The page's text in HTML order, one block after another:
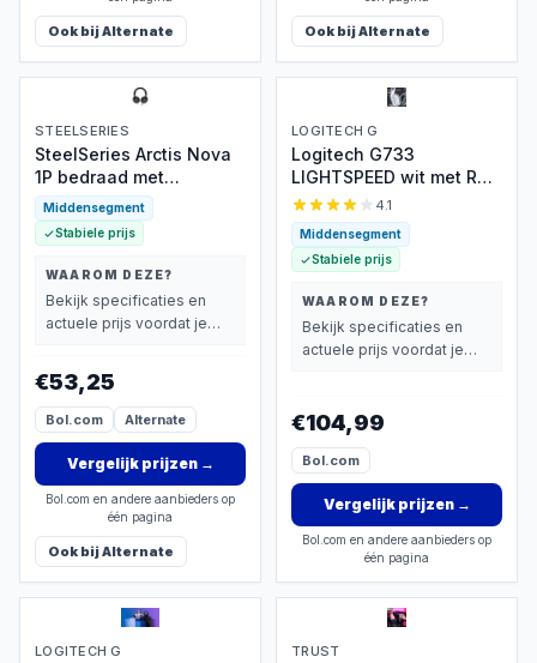
Ook bijAlternate Ook bijAlternate
STEELSERIES
SteelSeries Arctis Nova
1P bedraad met
microfoon
Middensegment
Stabiele prijs
WAAROM DEZE?
Bekijk specificaties en
actuele prijs voordat je
€53,25
Bol.com Alternate
Vergelijk prijzen→
Bol.com en andere aanbieders op
één pagina
Ook bijAlternate
LOGITECH G
Logitech G733
LIGHTSPEED wit met RGB
en 40mm-drivers
4.1
Middensegment
Stabiele prijs
WAAROM DEZE?
Bekijk specificaties en
actuele prijs voordat je
€104,99
Bol.com
Vergelijk prijzen→
Bol.com en andere aanbieders op
één pagina
LOGITECH G TRUST